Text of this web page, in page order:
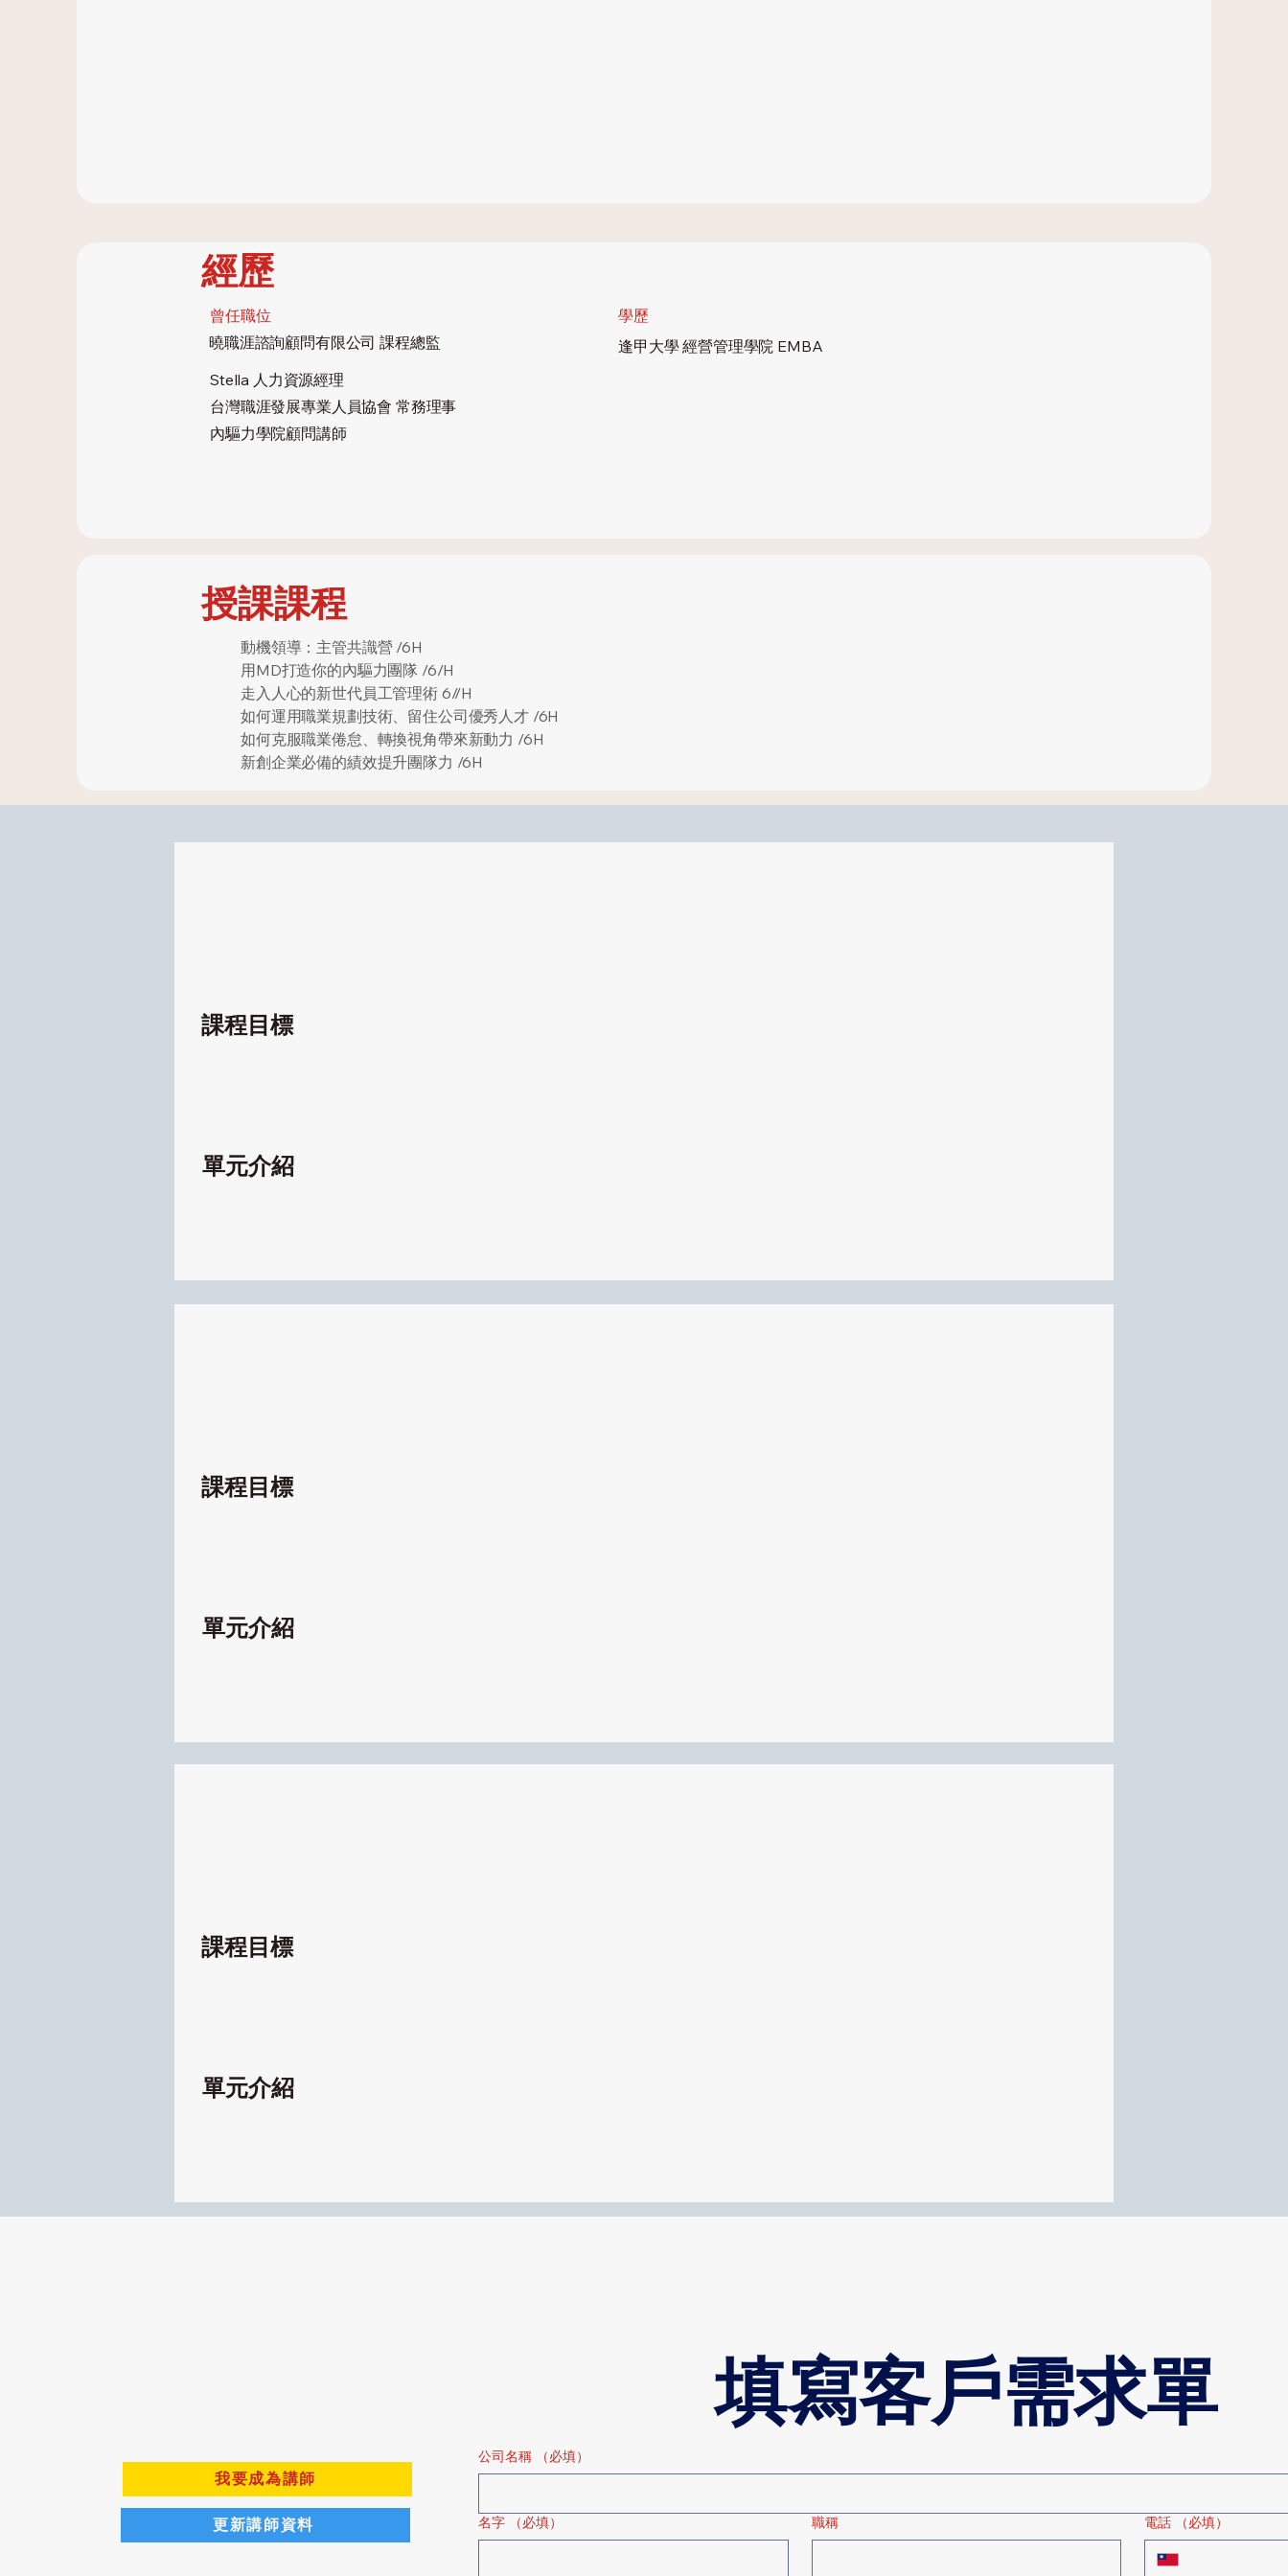
經歷
​曾任職位
曉職涯諮詢顧問有限公司 課程總監
Stella 人力資源經理
台灣職涯發展專業人員協會 常務理事
內驅力學院顧問講師
學歷
逢甲大學 經營管理學院 EMBA
授課課程
動機領導：主管共識營 /6H
用MD打造你的內驅力團隊 /6/H
走入人心的新世代員工管理術 6//H
如何運用職業規劃技術、留住公司優秀人才 /6H
如何克服職業倦怠、轉換視角帶來新動力 /6H
新創企業必備的績效提升團隊力 /6H
課程目標
單元介紹
課程目標
單元介紹
課程目標
單元介紹
我要成為講師
更新講師資料
填寫客戶需求單
公司名稱 （必填）
名字 （必填） 職稱 電話 （必填）